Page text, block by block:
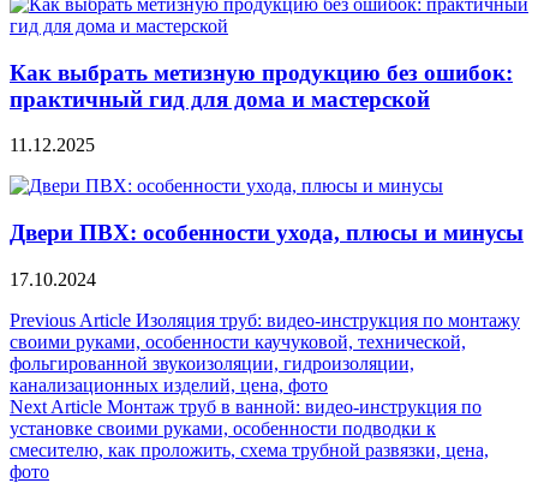
Как выбрать метизную продукцию без ошибок:
практичный гид для дома и мастерской
11.12.2025
Двери ПВХ: особенности ухода, плюсы и минусы
17.10.2024
Навигация
по
записям
Previous Article Изоляция труб: видео-инструкция по монтажу
своими руками, особенности каучуковой, технической,
фольгированной звукоизоляции, гидроизоляции,
канализационных изделий, цена, фото
Next Article Монтаж труб в ванной: видео-инструкция по
установке своими руками, особенности подводки к
смесителю, как проложить, схема трубной развязки, цена,
фото